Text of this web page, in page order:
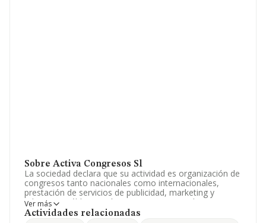
Sobre Activa Congresos Sl
La sociedad declara que su actividad es organización de
congresos tanto nacionales como internacionales,
prestación de servicios de publicidad, marketing y
relaciones públicas, así como eventos y cualquier acto
que los clientes le pueden encargar. La empresa es una
Ver más
Actividades relacionadas